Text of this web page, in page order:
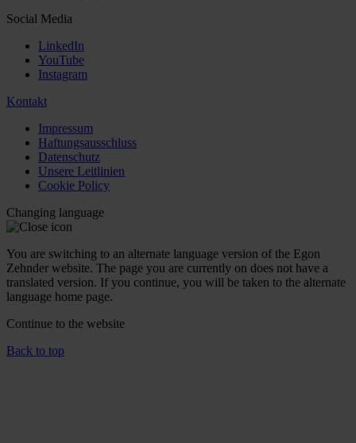
Social Media
LinkedIn
YouTube
Instagram
Kontakt
Impressum
Haftungsausschluss
Datenschutz
Unsere Leitlinien
Cookie Policy
Changing language
You are switching to an alternate language version of the Egon
Zehnder website. The page you are currently on does not have a
translated version. If you continue, you will be taken to the alternate
language home page.
Continue to the website
Back to top